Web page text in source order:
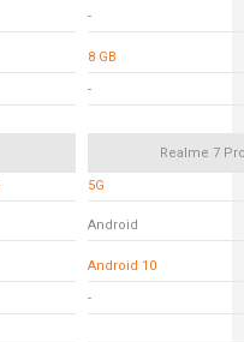
-
8 GB
-
Realme 7
5G
Android
Android 10
-